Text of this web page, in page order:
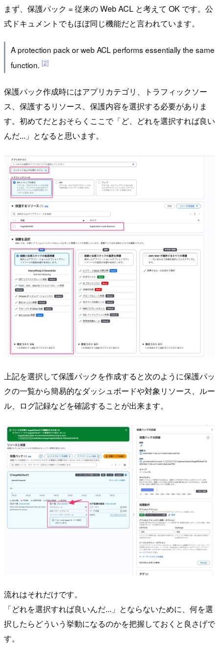
まず、保護パック = 従来の Web ACL と考えて OK です。公
式ドキュメントでもほぼ同じ機能だと言われています。
A protection pack or web ACL performs essentially the same
function. [2]
保護パック作成時にはアプリカテゴリ、トラフィックソー
ス、保護するリソース、保護内容を選択する必要がありま
す。初めてだとおそらくここで「ど、どれを選択すれば良い
んだ...」となると思います。
上記を選択して保護パックを作成すると次のように保護パッ
クの一覧から簡易的なダッシュボードや対象リソース、ルー
ル、ログ記録などを確認することが出来ます。
流れはそれだけです。
「どれを選択すれば良いんだ...」とならないために、何を選
択したらどういう挙動になるのかを把握しておくと良さげで
す。